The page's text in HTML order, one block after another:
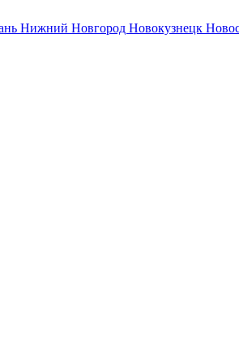
Нижний Новгород Новокузнецк